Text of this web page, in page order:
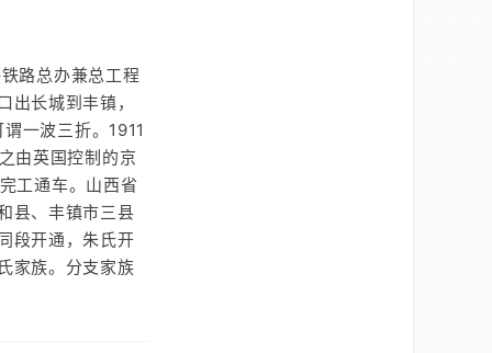
路总办兼总工程
长城到丰镇，
一波三折。1911
由英国控制的京
工通车。山西省
县、丰镇市三县
段开通，朱氏开
家族。分支家族